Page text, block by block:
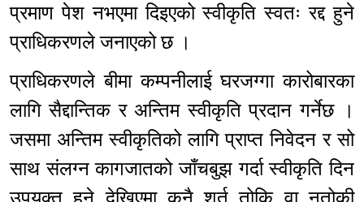
प्रमाण पेश नभएमा दिइएको स्वीकृति स्वतः रद्द हुने
प्राधिकरणले जनाएको छ ।
प्राधिकरणले बीमा कम्पनीलाई घरजग्गा कारोबारका
लागि सैद्दान्तिक र अन्तिम स्वीकृति प्रदान गर्नेछ ।
जसमा अन्तिम स्वीकृतिको लागि प्राप्त निवेदन र सो
साथ संलग्न कागजातको जाँचबुझ गर्दा स्वीकृति दिन